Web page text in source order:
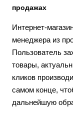
продажах
Интернет-
менеджера из
Пользователь
товары,
кликов
самом конце,
дальнейшую